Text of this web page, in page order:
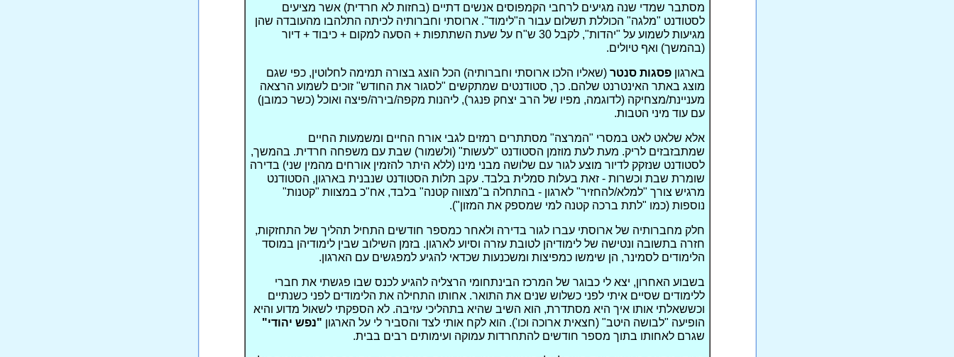
מסתבר שמדי שנה מגיעים לרחבי הקמפוסים אנשים דתיים (בחזות לא חרדית) אשר מציעים
לסטודנט "מלגה" הכוללת תשלום עבור ה"לימוד". ארוסתי וחברותיה לכיתה התלהבו מהעובדה שהן
מגיעות לשמוע על "יהדות", לקבל 30 ש"ח על שעת השתתפות + הסעה למקום + כיבוד + דיור
(בהמשך) ואף טיולים.
בארגוןפסגות סנטר (שאליו הלכו ארוסתי וחברותיה) הכל הוצג בצורה תמימה לחלוטין, כפי שגם
מוצג באתר האינטרנט שלהם. כך, סטודנטים שמתקשים "לסגור את החודש" זוכים לשמוע הרצאה
מעניינת/מצחיקה (לדוגמה, מפיו של הרב יצחק פנגר), ליהנות מקפה/בירה/פיצה ואוכל (כשר כמובן)
עם עוד מיני הטבות.
אלא שלאט לאט במסרי "המרצה" מסתתרים רמזים לגבי אורח החיים ומשמעות החיים
שמתבזבזים לריק. מעת לעת מוזמן הסטודנט "לעשות" (ולשמור) שבת עם משפחה חרדית. בהמשך,
לסטודנט שנזקק לדיור מוצע לגור עם שלושה מבני מינו (ללא היתר להזמין אורחים מהמין שני) בדירה
שומרת שבת וכשרות - זאת בעלות סמלית בלבד. עקב תלות הסטודנט שנבנית בארגון, הסטודנט
מרגיש צורך "למלא/להחזיר" לארגון - בהתחלה ב"מצווה קטנה" בלבד, אח"כ במצוות "קטנות"
נוספות (כמו "לתת ברכה קטנה למי שמספק את המזון").
חלק מחברותיה של ארוסתי עברו לגור בדירה ולאחר כמספר חודשים התחיל תהליך של התחזקות,
חזרה בתשובה ונטישה של לימודיהן לטובת עזרה וסיוע לארגון. בזמן השילוב שבין לימודיהן במוסד
הלימודים לסמינר, הן שימשו כמפיצות ומשכנעות שכדאי להגיע למפגשים עם הארגון.
בשבוע האחרון, יצא לי כבוגר של המרכז הבינתחומי הרצליה להגיע לכנס שבו פגשתי את חברי
ללימודים שסיים איתי לפני כשלוש שנים את התואר. אחותו התחילה את הלימודים לפני כשנתיים
וכששאלתי אותו איך היא מסתדרת, הוא השיב שהיא בתהליכי עזיבה. לא הספקתי לשאול מדוע והיא
הופיעה "לבושה היטב" (חצאית ארוכה וכו'). הוא לקח אותי לצד והסביר לי על הארגון "נפש יהודי"
שגרם לאחותו בתוך מספר חודשים להתחרדות עמוקה ועימותים רבים בבית.